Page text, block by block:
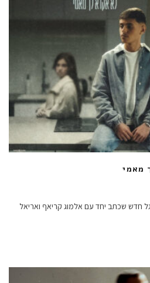
מאמי
חדש שכתב יחד עם אלמוג קריאף ואריאל